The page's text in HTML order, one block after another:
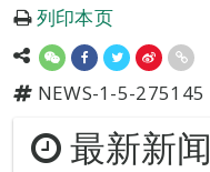
列印本页
NEWS-1-5-275145
最新新闻